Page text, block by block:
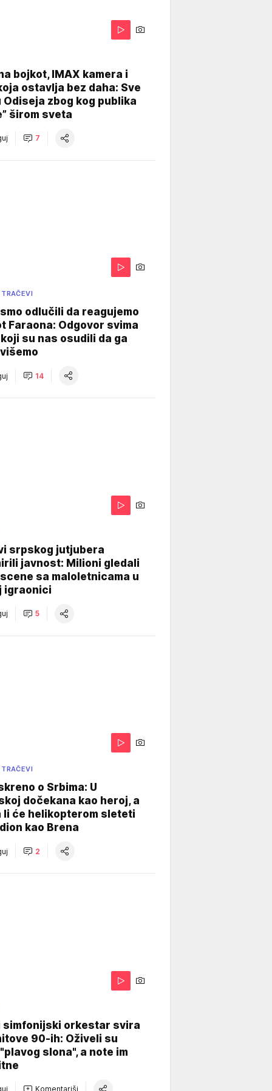
bojkot, IMAX kamera i
ostavlja bez daha: Sve
Odiseja zbog kog publika
širom sveta
7
odlučili da reagujemo
Faraona: Odgovor svima
su nas osudili da ga
14
srpskog jutjubera
javnost: Milioni gledali
sa maloletnicama u
igraonici
5
o Srbima: U
dočekana kao heroj, a
li će helikopterom sleteti
kao Brena
2
simfonijski orkestar svira
90-ih: Oživeli su
slona", a note im
Komentariši